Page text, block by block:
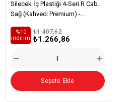
Silecek İç Plastiği 4-Seri R Cab.
Sağ (Kahveci Premium) -
₺1.266,86
₺1.407,62
%10
i̇ndirim
Sepete Ekle